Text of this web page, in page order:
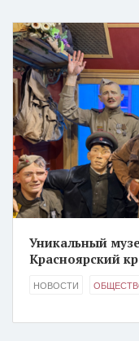
Уникальный
Красноярский
НОВОСТИ